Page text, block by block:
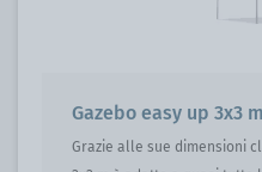
Gazebo easy up 3x3 m
Grazie alle sue dimensioni